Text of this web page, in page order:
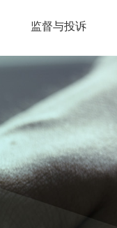
监督与投诉